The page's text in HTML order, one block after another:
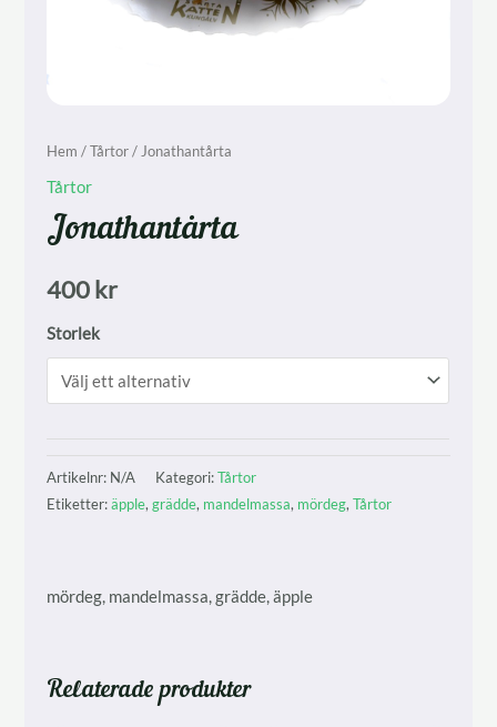
Hem /Tårtor/ Jonathantårta
Tårtor
Jonathantårta
400kr
Storlek
Artikelnr: N/A Kategori:Tårtor
Etiketter:äpple,grädde, mandelmassa, mördeg,Tårtor
mördeg, mandelmassa, grädde, äpple
Relaterade produkter